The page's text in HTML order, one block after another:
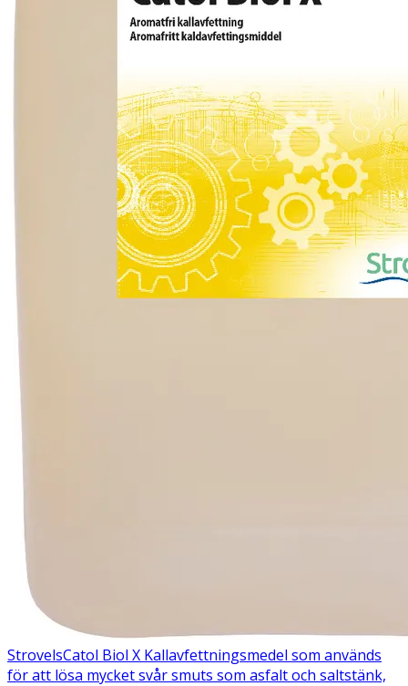
StrovelsCatol Biol X Kallavfettningsmedel som används
för att lösa mycket svår smuts som asfalt och saltstänk,